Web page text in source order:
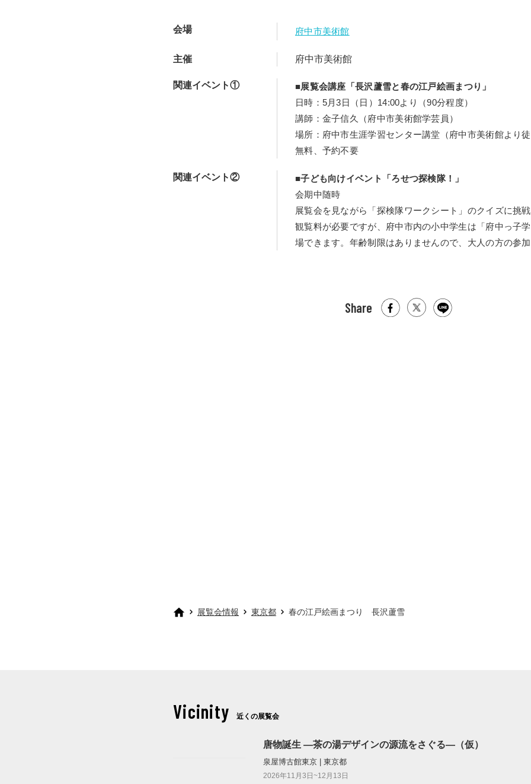
会場 府中市美術館
主催 府中市美術館
関連イベント①
■展覧会講座「長沢蘆雪と春の江戸絵画まつり」
日時：5月3日（日）14:00より（90分程度）
講師：金子信久（府中市美術館学芸員）
場所：府中市生涯学習センター講堂（府中市美術館より徒
無料、予約不要
関連イベント②
■子ども向けイベント「ろせつ探検隊！」
会期中随時
展覧会を見ながら「探検隊ワークシート」のクイズに挑戦
観覧料が必要ですが、府中市内の小中学生は「府中っ子
場できます。年齢制限はありませんので、大人の方の参加
Share
展覧会情報 東京都 春の江戸絵画まつり 長沢蘆雪
Vicinity 近くの展覧会
唐物誕生 ―茶の湯デザインの源流をさぐる―（仮）
泉屋博古館東京 | 東京都
2026年11月3日~12月13日